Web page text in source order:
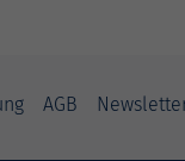
AGB